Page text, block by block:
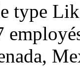
type